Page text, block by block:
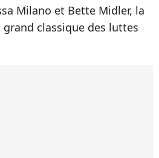
Milano et Bette Midler, la
classique des luttes